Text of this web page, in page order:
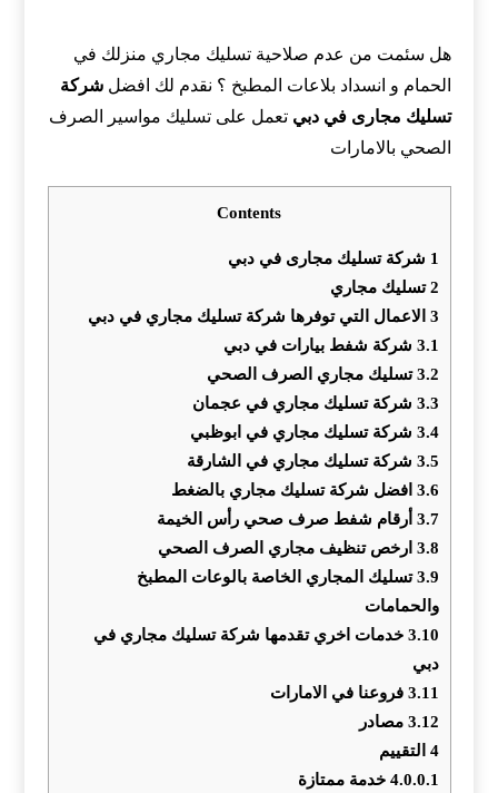
هل سئمت من عدم صلاحية تسليك مجاري منزلك في
الحمام و انسداد بلاعات المطبخ ؟ نقدم لك افضلشركة
تسليك مجارى في دبي تعمل على تسليك مواسير الصرف
الصحي بالامارات
Contents
1 شركة تسليك مجارى في دبي
2تسليك مجاري
3 الاعمال التي توفرها شركة تسليك مجاري في دبي
3.1 شركة شفط بيارات في دبي
3.2تسليك مجاري الصرف الصحي
3.3 شركة تسليك مجاري في عجمان
3.4 شركة تسليك مجاري في ابوظبي
3.5 شركة تسليك مجاري في الشارقة
3.6 افضل شركة تسليك مجاري بالضغط
3.7 أرقام شفط صرف صحي رأس الخيمة
3.8 ارخص تنظيف مجاري الصرف الصحي
3.9تسليك المجاري الخاصة بالوعات المطبخ
والحمامات
3.10 خدمات اخري تقدمها شركة تسليك مجاري في
دبي
3.11 فروعنا في الامارات
3.12 مصادر
4 التقييم
4.0.0.1 خدمة ممتازة